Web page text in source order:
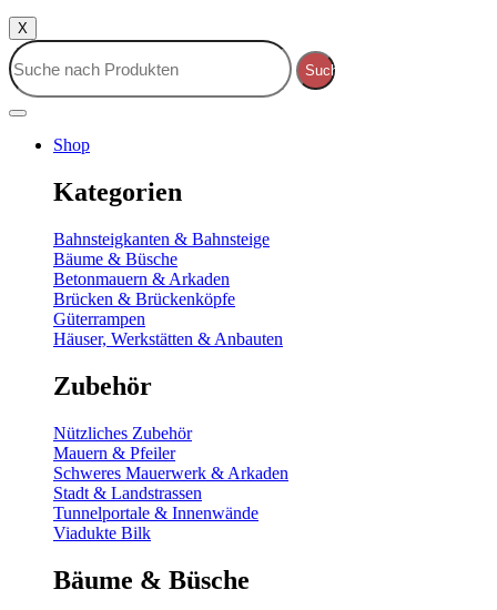
X
Suche
Shop
Kategorien
Bahnsteigkanten & Bahnsteige
Bäume & Büsche
Betonmauern & Arkaden
Brücken & Brückenköpfe
Güterrampen
Häuser, Werkstätten & Anbauten
Zubehör
Nützliches Zubehör
Mauern & Pfeiler
Schweres Mauerwerk & Arkaden
Stadt & Landstrassen
Tunnelportale & Innenwände
Viadukte Bilk
Bäume & Büsche